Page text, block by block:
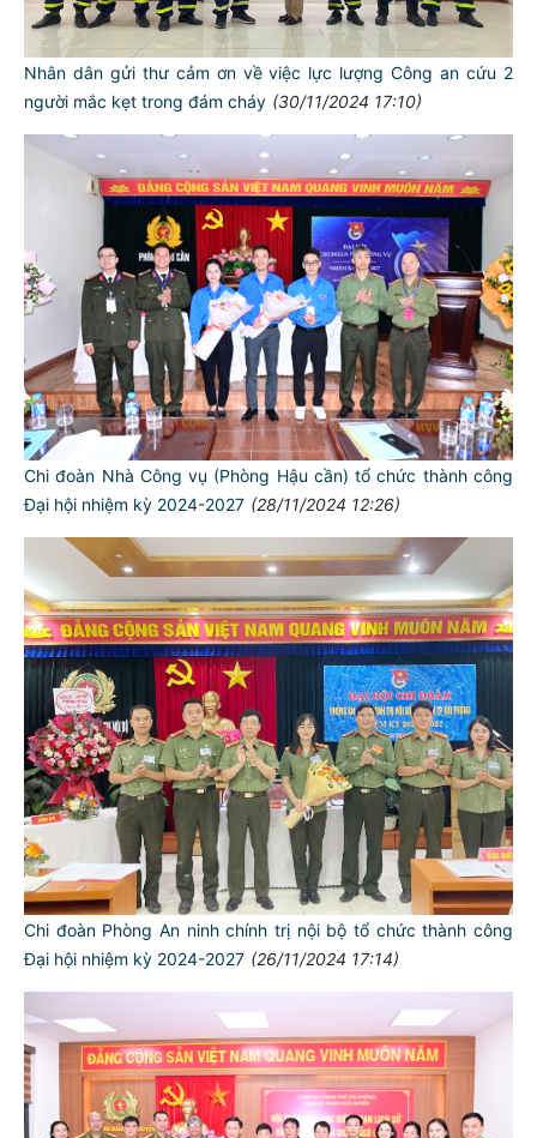
Nhân dân gửi thư cảm ơn về việc lực lượng Công an cứu 2
người mắc kẹt trong đám cháy (30/11/2024 17:10)
Chi đoàn Nhà Công vụ (Phòng Hậu cần) tổ chức thành công
Đại hội nhiệm kỳ 2024-2027 (28/11/2024 12:26)
Chi đoàn Phòng An ninh chính trị nội bộ tổ chức thành công
Đại hội nhiệm kỳ 2024-2027 (26/11/2024 17:14)